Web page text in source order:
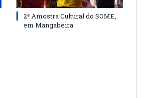
2ª Amostra Cultural do SOME,
em Mangabeira